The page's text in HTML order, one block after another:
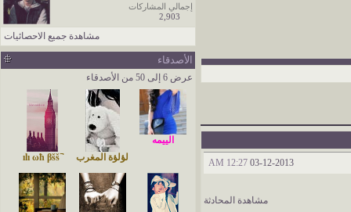
03-12-2013
12:27 AM
مشاهدة المحادثة
إجمالي المشاركات
2,903
مشاهدة جميع الاحصائيات
الأصدقاء
عرض 6 إلى 50 من الأصدقاء
الييمه
لؤلؤة المغرب
̚ ılı ωħ βšš